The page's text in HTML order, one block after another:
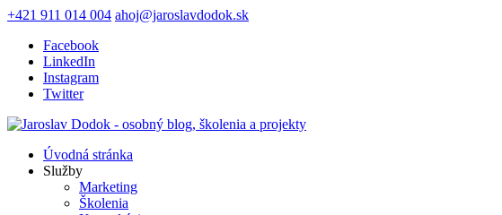
+421 911 014 004 ahoj@jaroslavdodok.sk
Facebook
LinkedIn
Instagram
Twitter
Úvodná stránka
Služby
Marketing
Školenia